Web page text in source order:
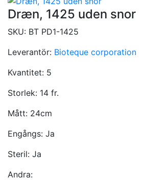
Dræn, 1425 uden snor
SKU: BT PD1-1425
Leverantör: Bioteque corporation
Kvantitet: 5
Storlek: 14 fr.
Mått: 24cm
Engångs: Ja
Steril: Ja
Andra: